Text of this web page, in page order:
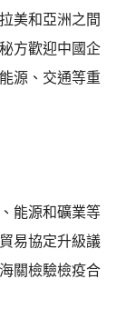
美和亞洲之間
方歡迎中國企
源、交通等重
能源和礦業等
易協定升級議
關檢驗檢疫合